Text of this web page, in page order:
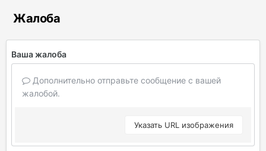
Жалоба
Ваша жалоба
Дополнительно отправьте сообщение с вашей
жалобой.
Указать URL изображения